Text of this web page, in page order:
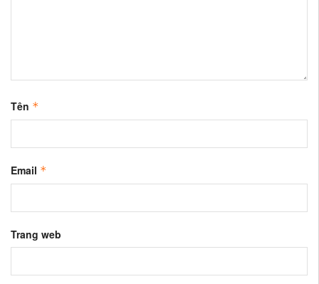
Tên *
Email *
Trang web